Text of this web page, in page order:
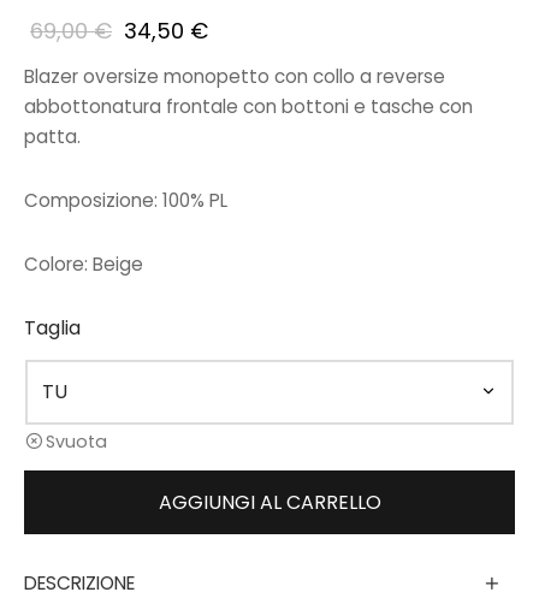
69,00€ 34,50 €
Blazer oversize monopetto con collo a reverse
abbottonatura frontale con bottoni e tasche con
patta.
Composizione: 100% PL
Colore: Beige
Taglia
Svuota
AGGIUNGI AL CARRELLO
DESCRIZIONE